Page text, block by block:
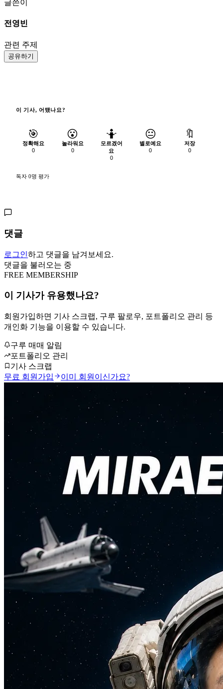
글쓴이
전영빈
관련 주제
공유하기
이 기사, 어땠나요?
🎯
정확해요
0
😮
놀라워요
0
🤷
모르겠어
요
0
😐
별로예요
0
🔖
저장
0
독자 0명 평가
댓글
로그인하고 댓글을 남겨보세요.
댓글을 불러오는 중
FREE MEMBERSHIP
이 기사가 유용했나요?
회원가입하면 기사 스크랩, 구루 팔로우, 포트폴리오 관리 등
개인화 기능을 이용할 수 있습니다.
구루 매매 알림
포트폴리오 관리
기사 스크랩
무료 회원가입
이미 회원이신가요?